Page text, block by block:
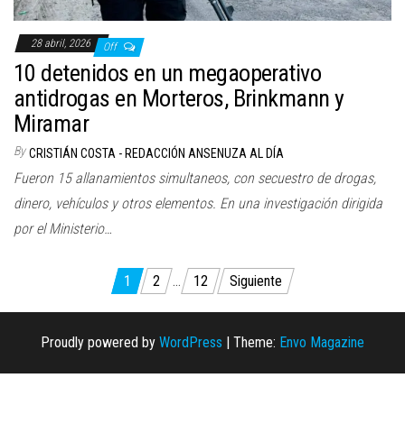
28 abril, 2026 Off
10 detenidos en un megaoperativo
antidrogas en Morteros, Brinkmann y
Miramar
By CRISTIÁN COSTA - REDACCIÓN ANSENUZA AL DÍA
Fueron 15 allanamientos simultaneos, con secuestro de drogas,
dinero, vehículos y otros elementos. En una investigación dirigida
por el Ministerio…
Paginación
de
entradas
1 2 … 12 Siguiente
Proudly powered by WordPress | Theme: Envo Magazine